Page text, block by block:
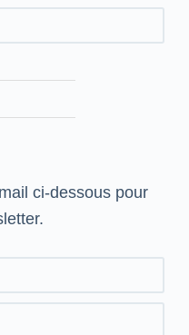
ci-dessous pour